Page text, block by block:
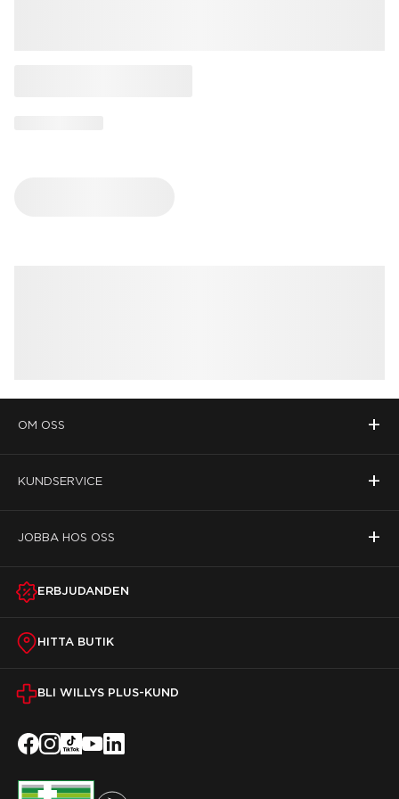
OM OSS +
KUNDSERVICE +
JOBBA HOS OSS +
ERBJUDANDEN
HITTA BUTIK
BLI WILLYS PLUS-KUND